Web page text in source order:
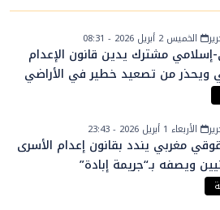
الخميس 2 أبريل 2026 - 08:31
إسلامي مشترك يدين قانون الإعدام
ويحذر من تصعيد خطير في الأراضي
الأربعاء 1 أبريل 2026 - 23:43
مغربي يندد بقانون إعدام الأسرى
ويصفه بـ“جريمة إبادة”